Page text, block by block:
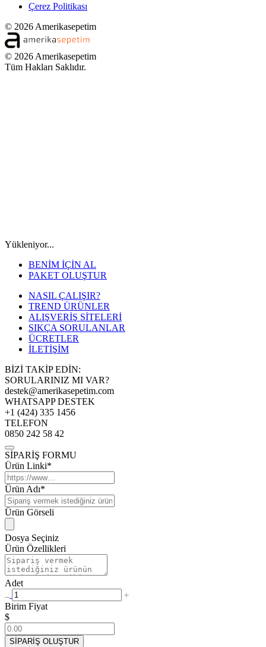
Çerez Politikası
© 2026 Amerikasepetim
© 2026 Amerikasepetim
Tüm Hakları Saklıdır.
Yükleniyor...
BENİM İÇİN AL
PAKET OLUŞTUR
NASIL ÇALIŞIR?
TREND ÜRÜNLER
ALIŞVERİŞ SİTELERİ
SIKÇA SORULANLAR
ÜCRETLER
İLETİŞİM
BİZİ TAKİP EDİN:
SORULARINIZ MI VAR?
destek@amerikasepetim.com
WHATSAPP DESTEK
+1 (424) 335 1456
TELEFON
0850 242 58 42
SİPARİŞ FORMU
Ürün Linki*
Ürün Adı*
Ürün Görseli
Dosya Seçiniz
Ürün Özellikleri
Adet
Birim Fiyat
$
SİPARİŞ OLUŞTUR